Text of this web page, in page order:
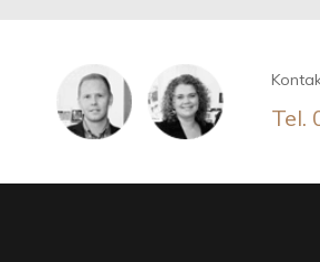
Tel.